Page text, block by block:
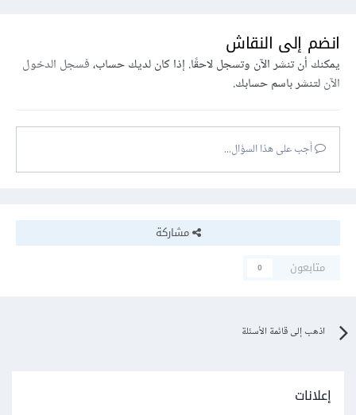
انضم إلى النقاش
يمكنك أن تنشر الآن وتسجل لاحقًا. إذا كان لديك حساب،فسجل الدخول
الآنلتنشر باسم حسابك.
أجب على هذا السؤال...
مشاركة
متابعون
0
اذهب إلى قائمة الأسئلة
إعلانات